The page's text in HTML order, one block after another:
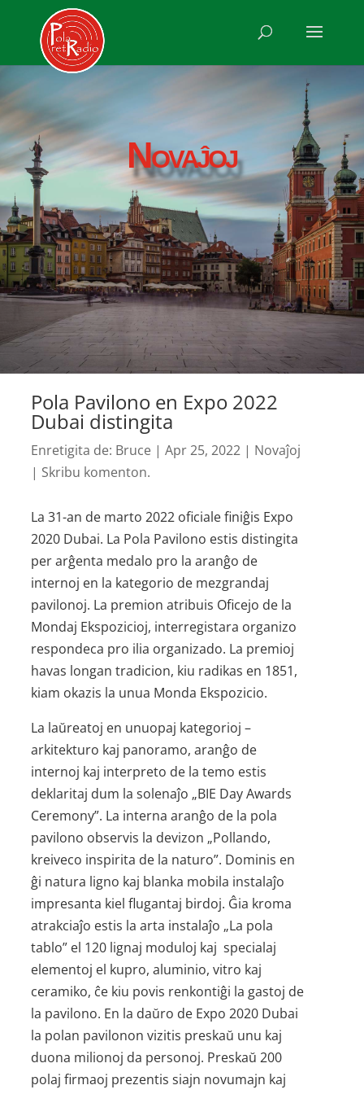
Novaĵoj
Pola Pavilono en Expo 2022
Dubai distingita
Enretigita de: Bruce |Apr 25, 2022 | Novaĵoj
| Skribu komenton.
La 31-an de marto 2022 oficiale finiĝis Expo
2020 Dubai. La Pola Pavilono estis distingita
per arĝenta medalo pro la aranĝo de
internoj en la kategorio de mezgrandaj
pavilonoj. La premion atribuis Oficejo de la
Mondaj Ekspozicioj, interregistara organizo
respondeca pro ilia organizado. La premioj
havas longan tradicion, kiu radikas en 1851,
kiam okazis la unua Monda Ekspozicio.
La laŭreatoj en unuopaj kategorioj –
arkitekturo kaj panoramo, aranĝo de
internoj kaj interpreto de la temo estis
deklaritaj dum la solenaĵo „BIE Day Awards
Ceremony”. La interna aranĝo de la pola
pavilono observis la devizon „Pollando,
kreiveco inspirita de la naturo”. Dominis en
ĝi natura ligno kaj blanka mobila instalaĵo
impresanta kiel flugantaj birdoj. Ĝia kroma
atrakciaĵo estis la arta instalaĵo „La pola
tablo” el 120 lignaj moduloj kaj specialaj
elementoj el kupro, aluminio, vitro kaj
ceramiko, ĉe kiu povis renkontiĝi la gastoj de
la pavilono. En la daŭro de Expo 2020 Dubai
la polan pavilonon vizitis preskaŭ unu kaj
duona milionoj da personoj. Preskaŭ 200
polaj firmaoj prezentis siajn novumajn kaj